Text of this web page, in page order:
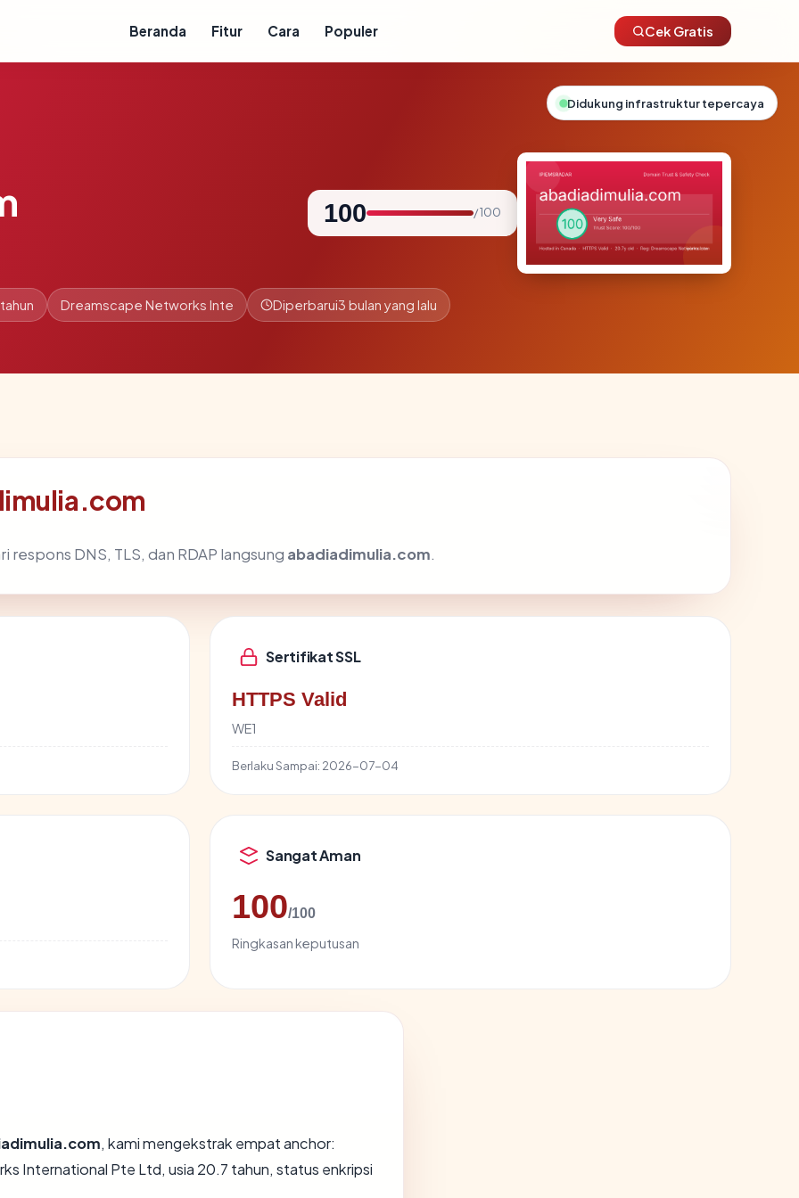
Beranda Fitur Cara Populer Cek Gratis
100 / 100
Dreamscape Networks Inte Diperbarui3 bulan yang lalu
DNS, TLS, dan RDAP langsung abadiadimulia.com.
Sertifikat SSL
HTTPS Valid
WE1
Berlaku Sampai: 2026-07-04
Sangat Aman
100/100
Ringkasan keputusan
, kami mengekstrak empat anchor:
International Pte Ltd, usia 20.7 tahun, status enkripsi
Didukung infrastruktur tepercaya